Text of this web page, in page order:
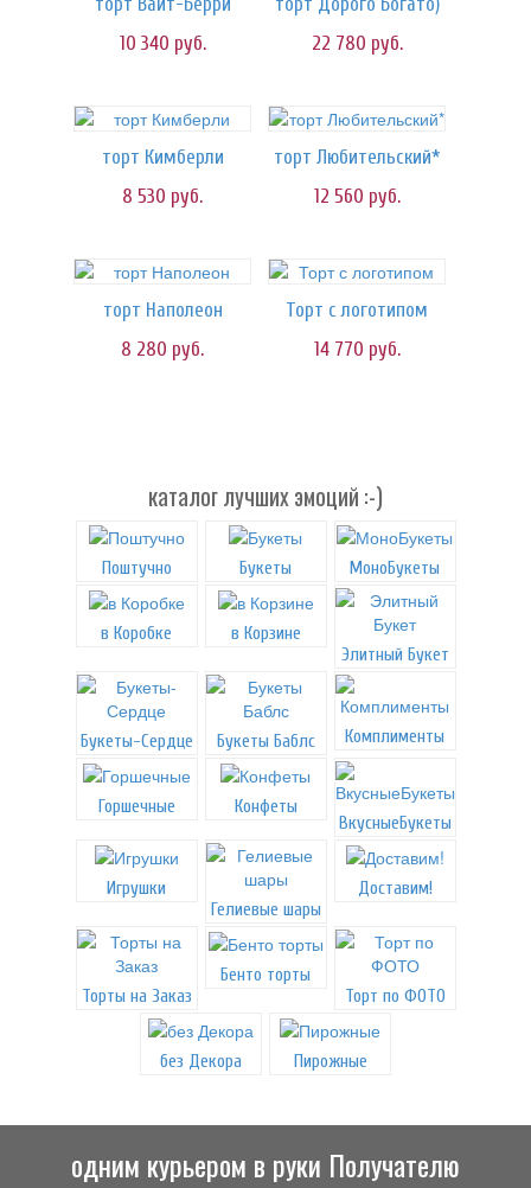
10 340 руб.
22 780 руб.
торт Кимберли
8 530 руб.
торт Любительский*
12 560 руб.
торт Наполеон
8 280 руб.
Торт с логотипом
14 770 руб.
каталог лучших эмоций :-)
Поштучно Букеты МоноБукеты
в Коробке
в Корзине
Элитный Букет
Букеты-Сердце Букеты Баблс Комплименты
Горшечные
Конфеты
ВкусныеБукеты
Игрушки
Гелиевые шары
Доставим!
Торты на Заказ
Бенто торты
Торт по ФОТО
без Декора Пирожные
одним курьером в руки Получателю